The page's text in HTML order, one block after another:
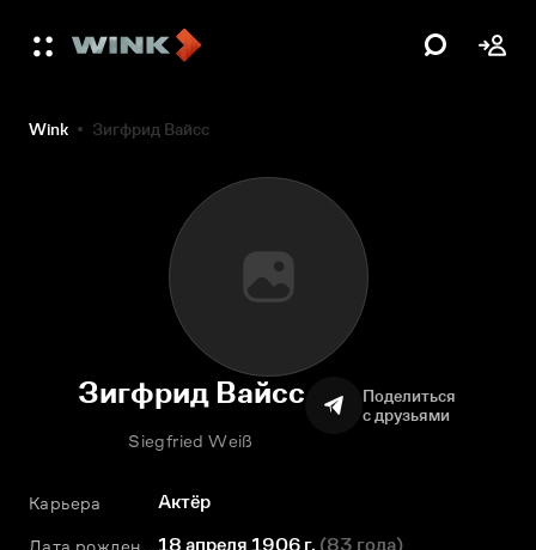
Wink Зигфрид Вайсс
Зигфрид Вайсс
Siegfried Weiß
Поделиться
с друзьями
Карьера Актёр
Дата рождения 18 апреля 1906 г. (83 года)